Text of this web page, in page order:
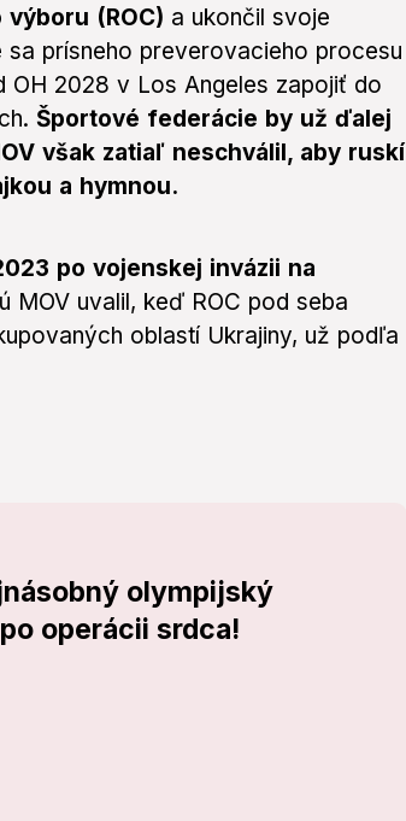
(ROC) a ukončil svoje
prísneho preverovacieho procesu
2028 v Los Angeles zapojiť do
Športové federácie by už ďalej
však zatiaľ neschválil, aby ruskí
a hymnou.
po vojenskej invázii na
MOV uvalil, keď ROC pod seba
oblastí Ukrajiny, už podľa
olympijský
operácii srdca!